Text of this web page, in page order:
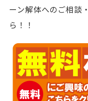
ーン解体へのご相談
ら！！